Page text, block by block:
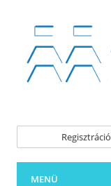
Regisztráció
MENÜ